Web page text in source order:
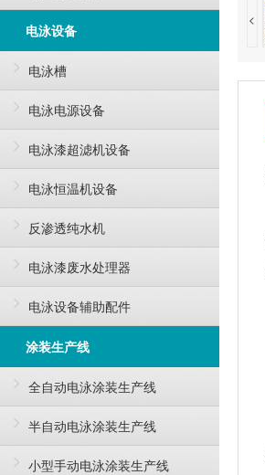
电泳设备
电泳槽
电泳电源设备
电泳漆超滤机设备
电泳恒温机设备
反渗透纯水机
电泳漆废水处理器
电泳设备辅助配件
涂装生产线
全自动电泳涂装生产线
半自动电泳涂装生产线
小型手动电泳涂装生产线
<